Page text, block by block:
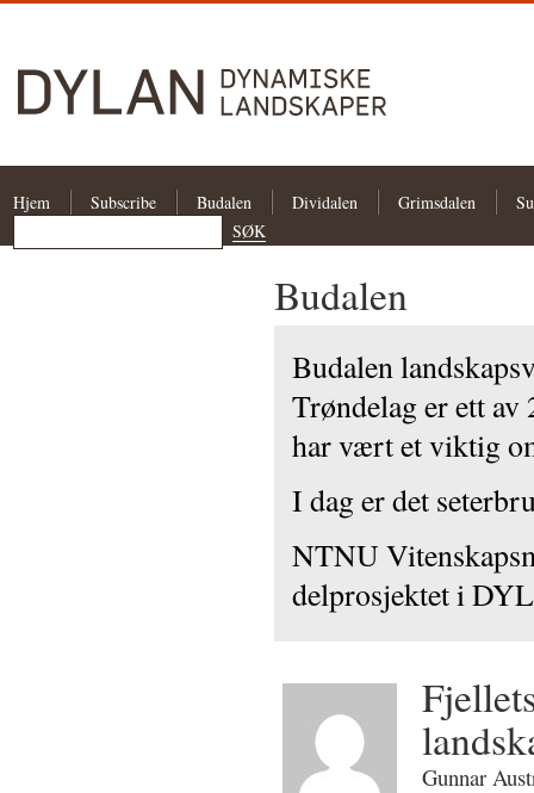
Hjem Subscribe Budalen Dividalen Grimsdalen
Budalen
Budalen
Trøndelag er ett
har vært et viktig
I dag er det
NTNU
delprosjektet i
Gunnar